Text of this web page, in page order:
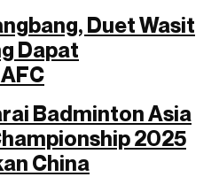
Duet Wasit
Dapat
Badminton Asia
2025
China